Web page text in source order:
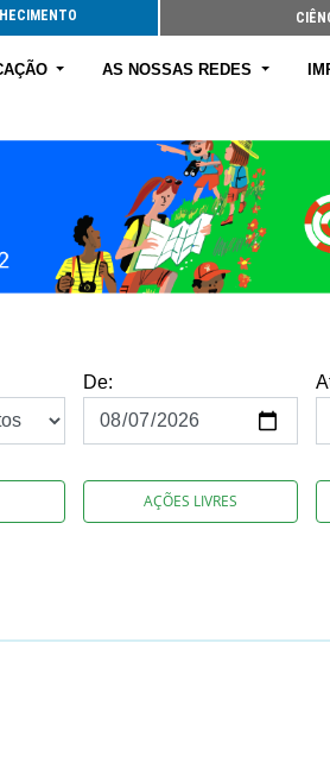
AS NOSSAS REDES
De:
AÇÕES LIVRES